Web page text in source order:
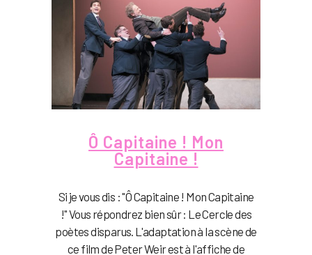
Ô Capitaine ! Mon
Capitaine !
Si je vous dis : "Ô Capitaine ! Mon Capitaine
!" Vous répondrez bien sûr : Le Cercle des
poètes disparus. L'adaptation à la scène de
ce film de Peter Weir est à l'affiche de